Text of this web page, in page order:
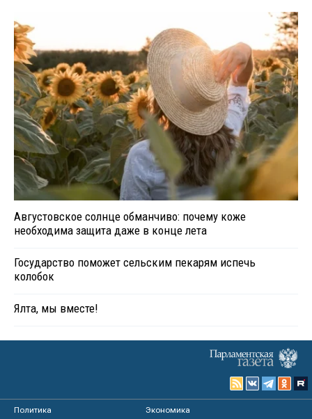
Августовское солнце обманчиво: почему коже
необходима защита даже в конце лета
Государство поможет сельским пекарям испечь
колобок
Ялта, мы вместе!
Политика
Экономика